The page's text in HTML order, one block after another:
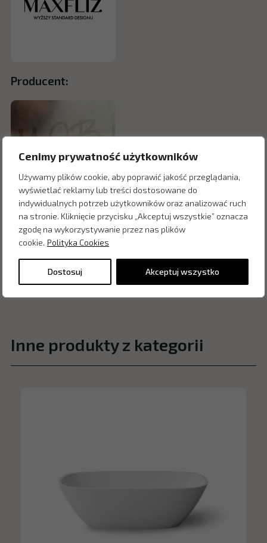
Cenimy prywatność użytkowników
Używamy plików cookie, aby poprawić jakość przeglądania,
wyświetlać reklamy lub treści dostosowane do
indywidualnych potrzeb użytkowników oraz analizować ruch
na stronie. Kliknięcie przycisku „Akceptuj wszystkie” oznacza
zgodę na wykorzystywanie przez nas plików
cookie. Polityka Cookies
Dostosuj Akceptuj wszystko
Producent:
Inne produkty z kategorii